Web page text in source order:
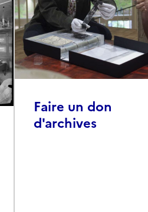
Faire un don
d'archives